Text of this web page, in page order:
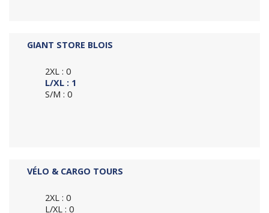
GIANT STORE BLOIS
2XL : 0
L/XL : 1
S/M : 0
VÉLO & CARGO TOURS
2XL : 0
L/XL : 0